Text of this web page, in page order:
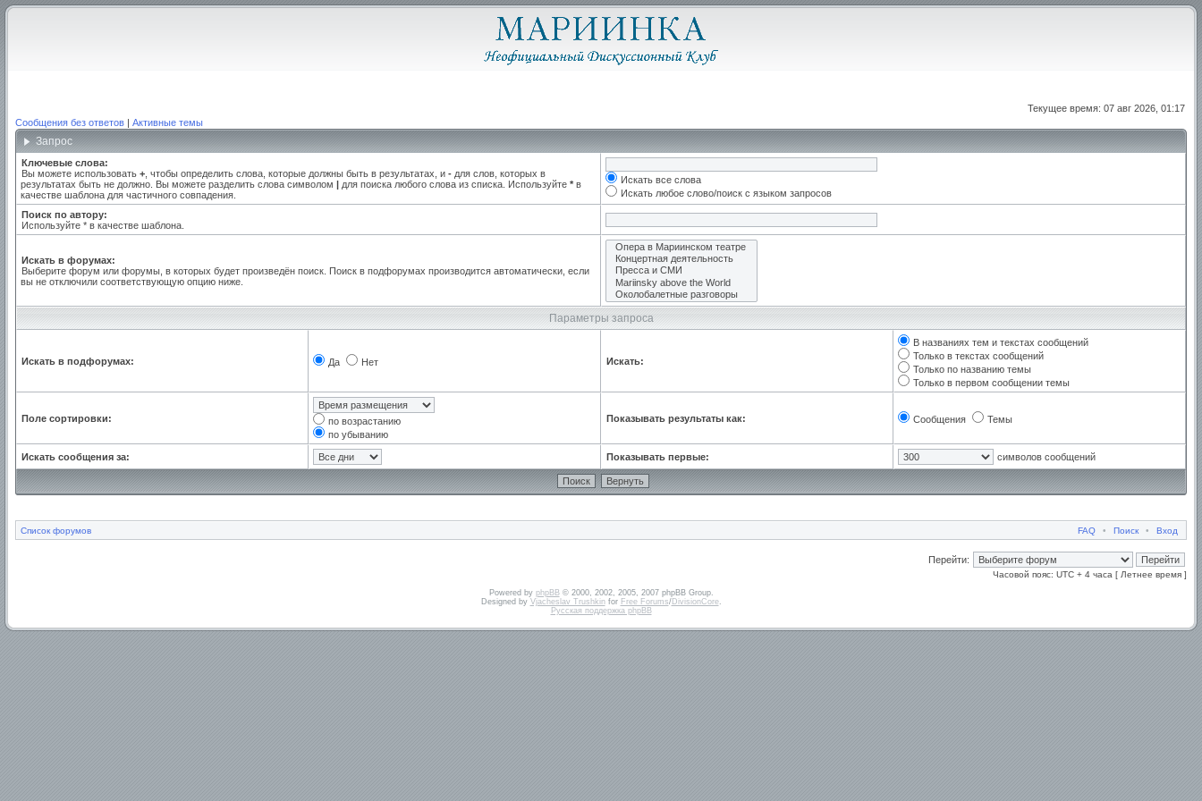
Текущее время: 07 авг 2026, 01:17
Сообщения без ответов | Активные темы
Запрос
Ключевые слова:
Вы можете использовать + , чтобы определить слова, которые должны быть в результатах, и - для слов, которых в
результатах быть не должно. Вы можете разделить слова символом | для поиска любого слова из списка. Используйте * в
качестве шаблона для частичного совпадения.
Искать все слова
Искать любое слово/поиск с языком запросов
Поиск по автору:
Используйте * в качестве шаблона.
Искать в форумах:
Выберите форум или форумы, в которых будет произведён поиск. Поиск в подфорумах производится автоматически, если
вы не отключили соответствующую опцию ниже.
Параметры запроса
Искать в подфорумах: Да Нет Искать:
В названиях тем и текстах сообщений
Только в текстах сообщений
Только по названию темы
Только в первом сообщении темы
Поле сортировки:
по возрастанию
по убыванию
Показывать результаты как: Сообщения Темы
Искать сообщения за: Показывать первые: символов сообщений
Список форумов FAQ • Поиск • Вход
Перейти:
Часовой пояс: UTC + 4 часа [ Летнее время ]
Powered by phpBB© 2000, 2002, 2005, 2007 phpBB Group.
Designed by Vjacheslav Trushkinfor Free Forums/DivisionCore.
Русская поддержка phpBB